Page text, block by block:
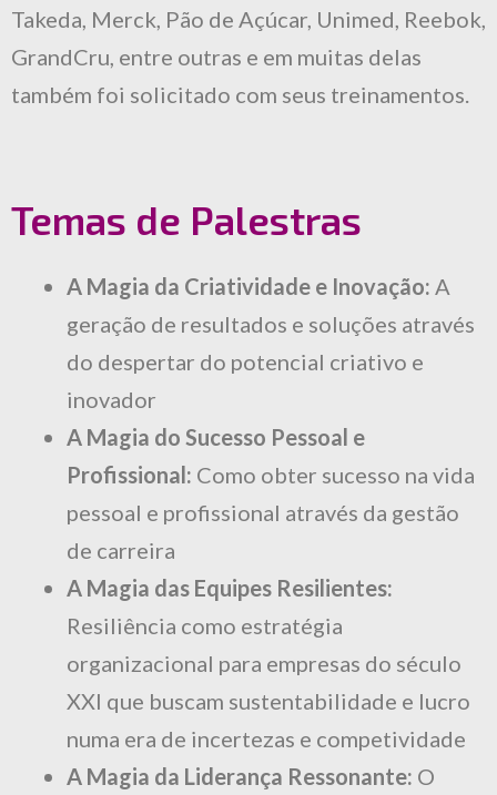
Takeda, Merck, Pão de Açúcar, Unimed, Reebok,
GrandCru, entre outras e em muitas delas
também foi solicitado com seus treinamentos.
Temas de Palestras
A Magia da Criatividade e Inovação: A
geração de resultados e soluções através
do despertar do potencial criativo e
inovador
A Magia do Sucesso Pessoal e
Profissional: Como obter sucesso na vida
pessoal e profissional através da gestão
de carreira
A Magia das Equipes Resilientes:
Resiliência como estratégia
organizacional para empresas do século
XXI que buscam sustentabilidade e lucro
numa era de incertezas e competividade
A Magia da Liderança Ressonante: O